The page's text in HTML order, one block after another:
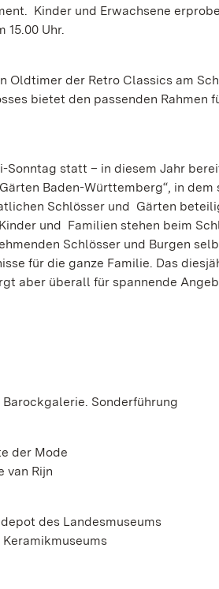
Kinder und Erwachsene
15.00 Uhr.
der Retro Classics am
bietet den passenden
statt – in diesem Jahr
Baden-Württemberg“, in
Schlösser und Gärten
und Familien stehen beim
Schlösser und Burgen
für die ganze Familie. Das
aber überall für spannende
Sonderführung
der Mode
van Rijn
des Landesmuseums